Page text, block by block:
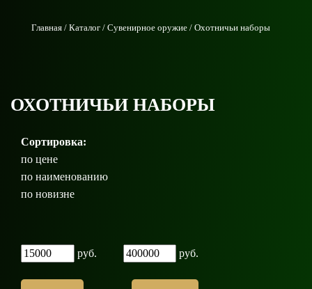
Главная Каталог Сувенирное оружие Охотничьи наборы
ОХОТНИЧЬИ НАБОРЫ
Сортировка:
по цене
по наименованию
по новизне
руб. руб.